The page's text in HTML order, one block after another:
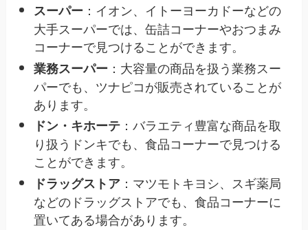
スーパー ：イオン、イトーヨーカドーなどの
大手スーパーでは、缶詰コーナーやおつまみ
コーナーで見つけることができます。
業務スーパー ：大容量の商品を扱う業務スー
パーでも、ツナピコが販売されていることが
あります。
ドン・キホーテ ：バラエティ豊富な商品を取
り扱うドンキでも、食品コーナーで見つける
ことができます。
ドラッグストア ：マツモトキヨシ、スギ薬局
などのドラッグストアでも、食品コーナーに
置いてある場合があります。